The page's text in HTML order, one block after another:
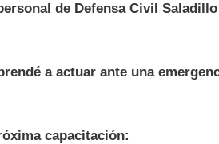
de Defensa Civil
a actuar ante una
capacitación: